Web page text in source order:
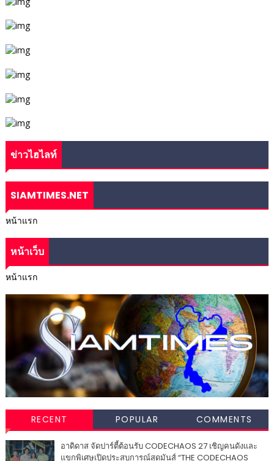
ข่าวไฮไลท์
SIAMTIMES.NET
หน้าแรก
หน้าเว็บ
หน้าแรก
RECENT POPULAR COMMENTS
อาดิดาส จัดปาร์ตี้ต้อนรับ CODECHAOS 27 เชิญคนดังและ
แขกพิเศษเปิดประสบการณ์สุดมันส์ “THE CODECHAOS